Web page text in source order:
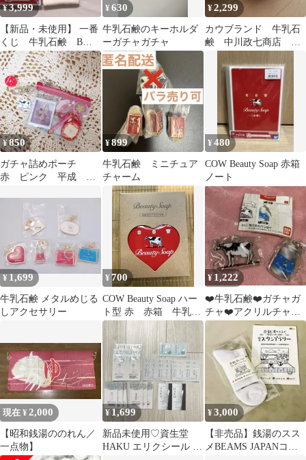
¥3,999
【新品・未使用】 一番
くじ 牛乳石鹸 B・
E・Ｆ賞 3点セット
¥630
牛乳石鹸のキーホルダ
ーガチャガチャ
¥2,299
カウブランド 牛乳石
鹸 中川政七商店 赤
ーティクリーム
¥850
ガチャ詰めポーチ
赤 ピンク 平成 レ
¥899
牛乳石鹸 ミニチュア
チャーム
¥480
COW Beauty Soap 赤箱
ノート
¥1,699
牛乳石鹸 メタルめじる
しアクセサリー
¥ 700
COW Beauty Soap ハー
ト型 赤 赤箱 牛乳石
鹸 限定 ハート 缶
¥ 1,222
❤️牛乳石鹸❤️ガチャガ
チャ❤️アクリルチャー
ム❤️キーホルダー❤️2点
セット❤️
現在 ¥ 2,000
【昭和銭湯ののれん／
一点物】
¥1,699
新品未使用♡資生堂
HAKU エリクシール ス
¥3,000
【非売品】銭湯のスス
メBEAMS JAPANコラ